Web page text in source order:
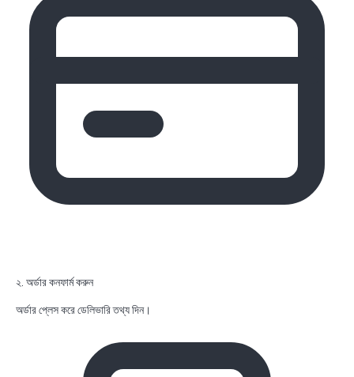
২. অর্ডার কনফার্ম করুন
অর্ডার প্লেস করে ডেলিভারি তথ্য দিন।